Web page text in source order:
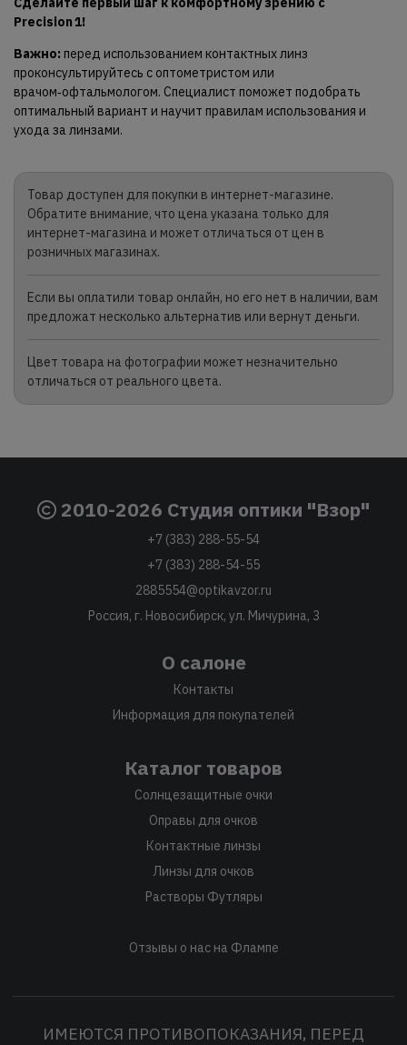
Precision 1!
Важно: перед использованием контактных линз
проконсультируйтесь с оптометристом или
врачом‑офтальмологом. Специалист поможет подобрать
оптимальный вариант и научит правилам использования и
ухода за линзами.
Товар доступен для покупки в интернет-магазине.
Обратите внимание, что цена указана только для
интернет-магазина и может отличаться от цен в
розничных магазинах.
Если вы оплатили товар онлайн, но его нет в наличии, вам
предложат несколько альтернатив или вернут деньги.
Цвет товара на фотографии может незначительно
отличаться от реального цвета.
2010-2026 Студия оптики "Взор"
+7 (383) 288-55-54
+7 (383) 288-54-55
2885554@optikavzor.ru
Россия, г. Новосибирск, ул. Мичурина, 3
О салоне
Контакты
Информация для покупателей
Каталог товаров
Солнцезащитные очки
Оправы для очков
Контактные линзы
Линзы для очков
Растворы Футляры
Отзывы о нас на Флампе
ИМЕЮТСЯ ПРОТИВОПОКАЗАНИЯ, ПЕРЕД